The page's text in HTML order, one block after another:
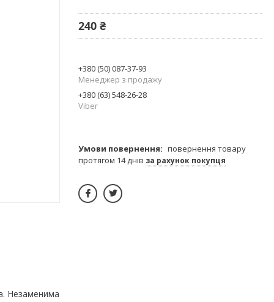
Незаменима
240 ₴
+380 (50) 087-37-93
Менеджер з продажу
+380 (63) 548-26-28
Viber
повернення товару
протягом 14 днів за рахунок покупця